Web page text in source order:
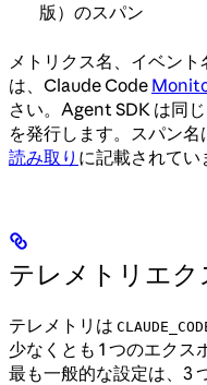
版）のスパン
メトリクス名、イベン
は、Claude Code
さい。Agent SDK は同
を発行します。スパン名
読み取り に記載されてい
テレメトリエ
テレメトリは
少なくとも 1 つのエクス
最も一般的な設定は、3